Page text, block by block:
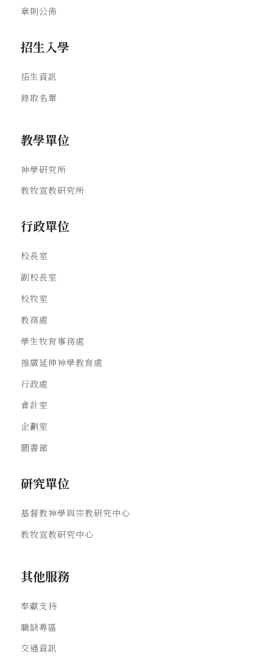
章則公佈
招生入學
招生資訊
錄取名單
教學單位
神學研究所
教牧宣教研究所
行政單位
校長室
副校長室
校牧室
教務處
學生牧育事務處
推廣延伸神學教育處
行政處
會計室
企劃室
圖書館
研究單位
基督教神學與宗教研究中心
教牧宣教研究中心
其他服務
奉獻支持
職缺專區
交通資訊